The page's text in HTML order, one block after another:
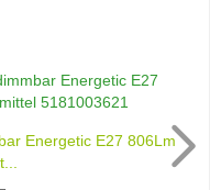
Energetic E27 806Lm